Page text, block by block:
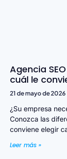
Agencia
cuál le
21 de mayo de 2026
¿Su empresa
Conozca las
conviene elegir
Leer más »